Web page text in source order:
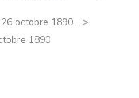
octobre 1890.
1890